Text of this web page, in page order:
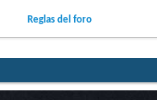
Reglas del foro